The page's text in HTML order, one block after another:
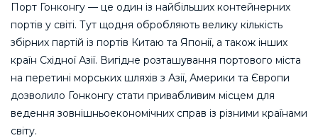
Порт Гонконгу — це один із найбільших контейнерних
портів у світі. Тут щодня обробляють велику кількість
збірних партій із портів Китаю та Японії, а також інших
країн Східної Азії. Вигідне розташування портового міста
на перетині морських шляхів з Азії, Америки та Європи
дозволило Гонконгу стати привабливим місцем для
ведення зовнішньоекономічних справ із різними країнами
світу.